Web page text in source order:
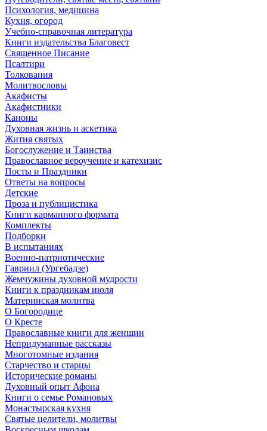
Психология, медицина
Кухня, огород
Учебно-справочная литература
Книги издательства Благовест
Священное Писание
Псалтири
Толкования
Молитвословы
Акафисты
Акафистники
Каноны
Духовная жизнь и аскетика
Жития святых
Богослужение и Таинства
Православное вероучение и катехизис
Посты и Праздники
Ответы на вопросы
Детские
Проза и публицистика
Книги карманного формата
Комплекты
Подборки
В испытаниях
Военно-патриотические
Гавриил (Ургебадзе)
Жемчужины духовной мудрости
Книги к праздникам июля
Материнская молитва
О Богородице
О Кресте
Православные книги для женщин
Непридуманные рассказы
Многотомные издания
Старчество и старцы
Исторические романы
Духовный опыт Афона
Книги о семье Романовых
Монастырская кухня
Святые целители, молитвы